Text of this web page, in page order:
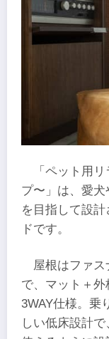
「ペット用
プ〜」は、愛
を目指して設計
ドです。
屋根はファ
で、マット＋
3WAY仕様。乗
しい低床設計